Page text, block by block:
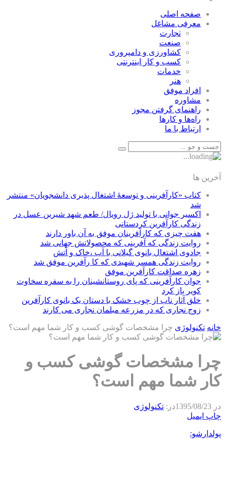
صفحه اصلی
معرفی مشاغل
تجارت
صنعت
كشاورزی و دامپروری
كسب و كار اينترنتی
خدمات
هنر
افراد موفق
مشاوره
راهنمای گرفتن مجوز
راه‌ها و كارها
ارتباط با ما
آخرین ها
کتاب «کارآفرینی و توسعۀ اشتغال پذیری دانشجویان» منتشر
شد
اکسیر جوانی با تولید ژل رویال/ طعم شهد شیرین عسل‌ در
زندگی کارآفرین کردستانی
هفت چیزی که کارآفرینان موفق به آن باور دارند
روایت زندگی که آفرینی که محصولاتش جهانی شد
جادوی اشتغال بانوی گیلانی با آب ،خاک و آتش
روایت زندگی همسر شهیدی که کا رآفرین موفق شد
زهره صداقت کارآفرین موفق
جوان کارآفرینی که پای روستانشینان را به سفره سخاوت
کویر باز کرد
خلق آثار ناب از چوب خشک با دستان یک بانوی کارآفرین
زوج نجاری که در مزرعه مبلمان نجاری می کارند
خانه تکنولوژی چرا مشخصات گوشی کسب و کار شما مهم است؟
چرا مشخصات گوشی کسب و
کار شما مهم است؟
در 1395/08/23در: تکنولوژی
چاپ ایمیل
پولدارشو: